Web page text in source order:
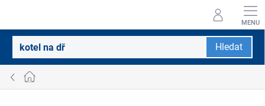
Hledat
Domů